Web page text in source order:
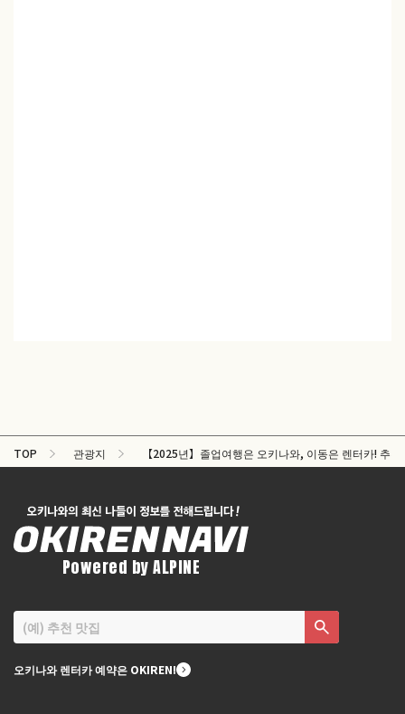
TOP 관광지 【2025년】졸업여행은 오키나와, 이동은 렌터카! 추
Powered by ALPINE
오키나와 렌터카 예약은 OKIREN!